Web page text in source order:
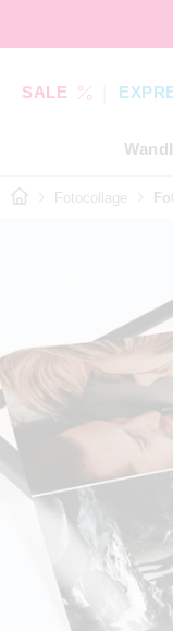
SALE
Fotocollage